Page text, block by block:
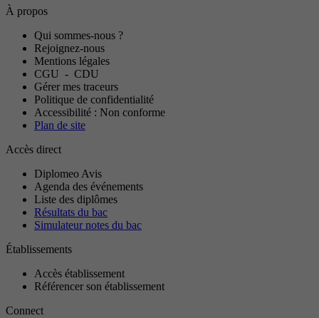
À propos
Qui sommes-nous ?
Rejoignez-nous
Mentions légales
CGU - CDU
Gérer mes traceurs
Politique de confidentialité
Accessibilité : Non conforme
Plan de site
Accès direct
Diplomeo Avis
Agenda des événements
Liste des diplômes
Résultats du bac
Simulateur notes du bac
Établissements
Accès établissement
Référencer son établissement
Connect